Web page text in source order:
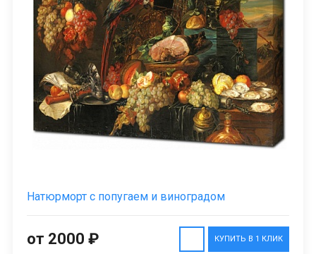
Натюрморт с попугаем и виноградом
КУПИТЬ В 1 КЛИК
от 2000 ₽